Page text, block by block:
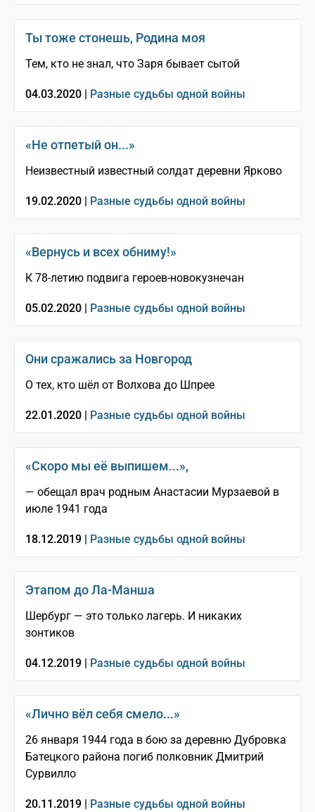
Ты тоже стонешь, Родина моя
Тем, кто не знал, что Заря бывает сытой
04.03.2020 | Разные судьбы одной войны
«Не отпетый он...»
Неизвестный известный солдат деревни Ярково
19.02.2020 | Разные судьбы одной войны
«Вернусь и всех обниму!»
К 78-летию подвига героев-новокузнечан
05.02.2020 | Разные судьбы одной войны
Они сражались за Новгород
О тех, кто шёл от Волхова до Шпрее
22.01.2020 | Разные судьбы одной войны
«Скоро мы её выпишем...»,
— обещал врач родным Анастасии Мурзаевой в
июле 1941 года
18.12.2019 | Разные судьбы одной войны
Этапом до Ла-Манша
Шербург — это только лагерь. И никаких
зонтиков
04.12.2019 | Разные судьбы одной войны
«Лично вёл себя смело...»
26 января 1944 года в бою за деревню Дубровка
Батецкого района погиб полковник Дмитрий
Сурвилло
20.11.2019 | Разные судьбы одной войны